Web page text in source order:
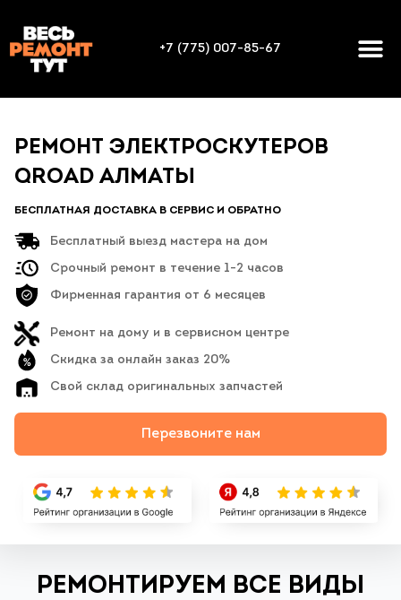
+7 (775) 007-85-67
РЕМОНТ ЭЛЕКТРОСКУТЕРОВ
QROAD АЛМАТЫ
БЕСПЛАТНАЯ ДОСТАВКА В СЕРВИС И ОБРАТНО
Бесплатный выезд мастера на дом
Срочный ремонт в течение 1-2 часов
Фирменная гарантия от 6 месяцев
Ремонт на дому и в сервисном центре
Скидка за онлайн заказ 20%
Свой склад оригинальных запчастей
Перезвоните нам
РЕМОНТИРУЕМ ВСЕ ВИДЫ